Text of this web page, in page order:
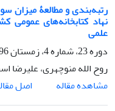
نهاد کتابخانه‌های عمومی
علمی
دوره 23، شماره 4، زمستان 1396، صفحه
روح الله منوچهری، علیرضا
مشاهده مقاله
اصل